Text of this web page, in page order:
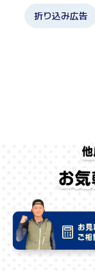
折り込み広告